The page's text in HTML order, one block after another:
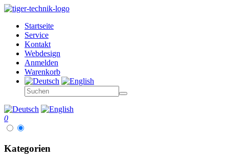
Startseite
Service
Kontakt
Webdesign
Anmelden
Warenkorb
0
Kategorien